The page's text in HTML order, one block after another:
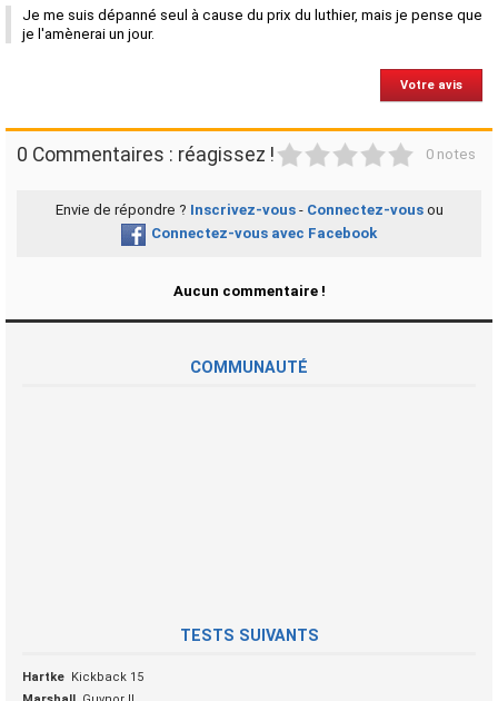
Je me suis dépanné seul à cause du prix du luthier, mais je pense que
je l'amènerai un jour.
Votre avis
0 Commentaires : réagissez ! 0 notes
Envie de répondre ? Inscrivez-vous- Connectez-vousou
Connectez-vous avec Facebook
Aucun commentaire !
COMMUNAUTÉ
TESTS SUIVANTS
Hartke Kickback 15